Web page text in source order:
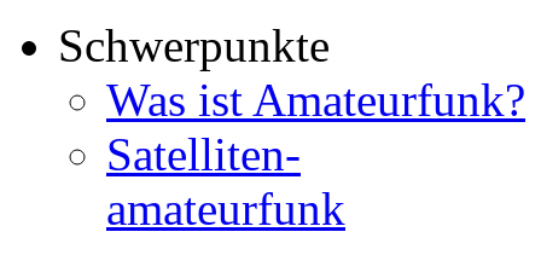
Schwerpunkte
Was ist Amateurfunk?
Satelliten-
amateurfunk